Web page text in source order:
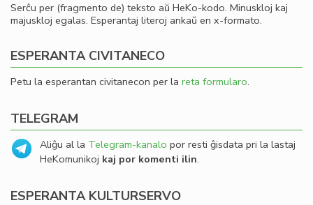
Serĉu per (fragmento de) teksto aŭ HeKo-kodo. Minuskloj kaj
majuskloj egalas. Esperantaj literoj ankaŭ en x-formato.
ESPERANTA CIVITANECO
Petu la esperantan civitanecon per la reta formularo.
TELEGRAM
Aliĝu al la Telegram-kanalo por resti ĝisdata pri la lastaj
HeKomunikoj kaj por komenti ilin.
ESPERANTA KULTURSERVO